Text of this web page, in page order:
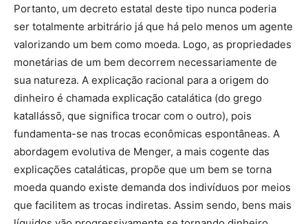
Portanto, um decreto estatal deste tipo nunca poderia
ser totalmente arbitrário já que há pelo menos um agente
valorizando um bem como moeda. Logo, as propriedades
monetárias de um bem decorrem necessariamente de
sua natureza. A explicação racional para a origem do
dinheiro é chamada explicação catalática (do grego
katallássō, que significa trocar com o outro), pois
fundamenta-se nas trocas econômicas espontâneas. A
abordagem evolutiva de Menger, a mais cogente das
explicações cataláticas, propõe que um bem se torna
moeda quando existe demanda dos indivíduos por meios
que facilitem as trocas indiretas. Assim sendo, bens mais